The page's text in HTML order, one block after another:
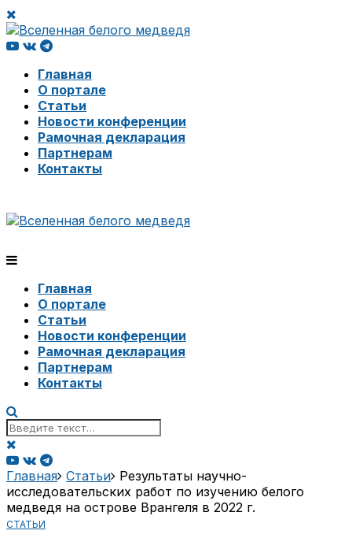
Главная
О портале
Статьи
Новости конференции
Рамочная декларация
Партнерам
Контакты
Главная
О портале
Статьи
Новости конференции
Рамочная декларация
Партнерам
Контакты
Главная Статьи Результаты научно-
исследовательских работ по изучению белого
медведя на острове Врангеля в 2022 г.
СТАТЬИ